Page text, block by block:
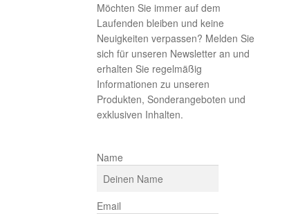
Möchten Sie immer auf dem
Laufenden bleiben und keine
Neuigkeiten verpassen? Melden Sie
sich für unseren Newsletter an und
erhalten Sie regelmäßig
Informationen zu unseren
Produkten, Sonderangeboten und
exklusiven Inhalten.
Name
Email